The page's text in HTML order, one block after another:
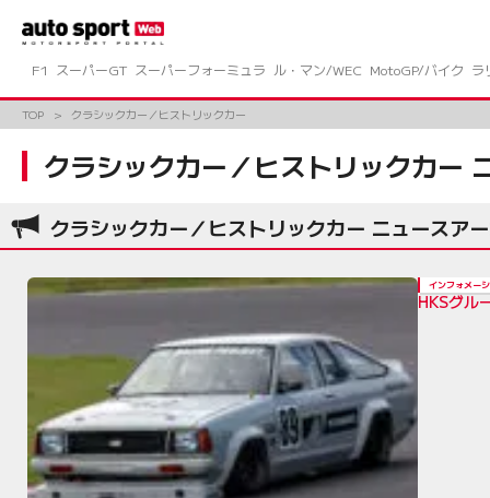
ツ
ス
F1
スーパーGT スーパーフォーミュラ ル・マン/WEC MotoGP/バイク ラ
TOP クラシックカー／ヒストリックカー
クラシックカー／ヒストリックカー
クラシックカー／ヒストリックカー ニュースア
HKSグル
インフォメー